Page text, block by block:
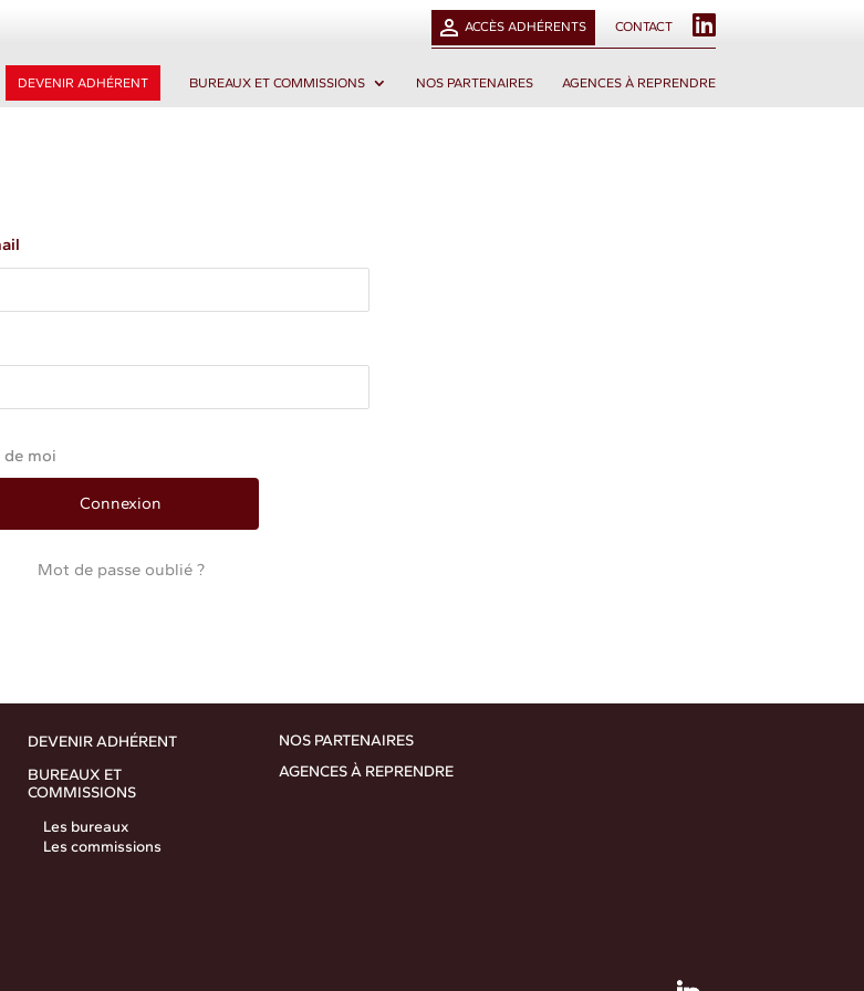
ACCÈS ADHÉRENTS CONTACT
I
N
DEVENIR ADHÉRENT BUREAUX ET COMMISSIONS NOS PARTENAIRES AGENCES À REPRENDRE
de moi
Mot de passe oublié ?
DEVENIR ADHÉRENT
BUREAUX ET
COMMISSIONS
Les bureaux
Les commissions
NOS PARTENAIRES
AGENCES À REPRENDRE